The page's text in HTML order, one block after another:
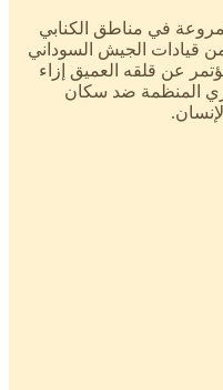
في مناطق الكنابي
قيادات الجيش السوداني
عن قلقه العميق إزاء
المنظمة ضد سكان